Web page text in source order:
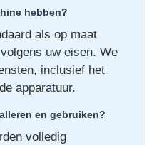
hebben?
als op maat
uw eisen. We
inclusief het
apparatuur.
en gebruiken?
volledig